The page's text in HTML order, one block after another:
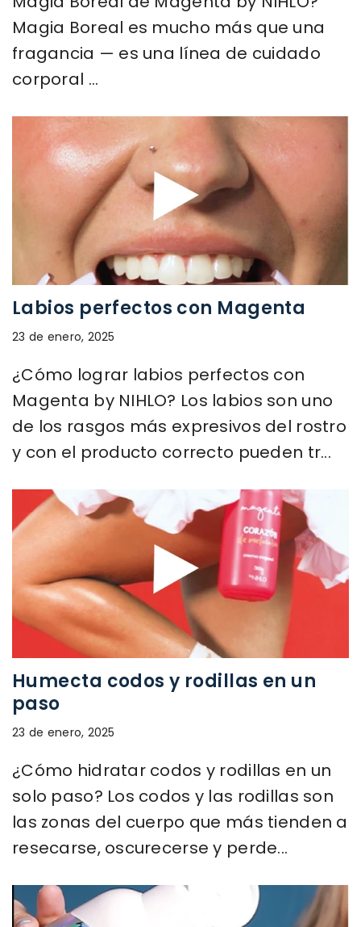
Magia Boreal es mucho más que una
fragancia — es una línea de cuidado
corporal ...
Labios perfectos con Magenta
23 de enero, 2025
¿Cómo lograr labios perfectos con
Magenta by NIHLO? Los labios son uno
de los rasgos más expresivos del rostro
y con el producto correcto pueden tr...
Humecta codos y rodillas en un
paso
23 de enero, 2025
¿Cómo hidratar codos y rodillas en un
solo paso? Los codos y las rodillas son
las zonas del cuerpo que más tienden a
resecarse, oscurecerse y perde...